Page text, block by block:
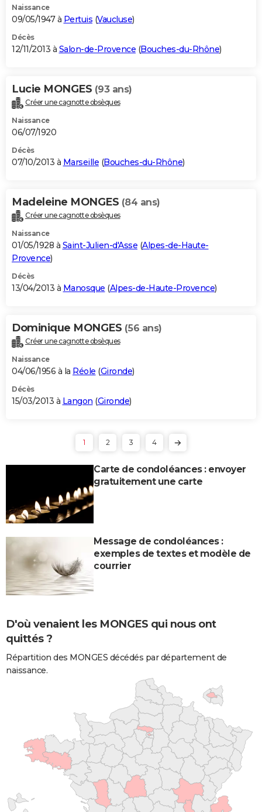
Naissance
09/05/1947 à Pertuis (Vaucluse)
Décès
12/11/2013 à Salon-de-Provence (Bouches-du-Rhône)
Lucie MONGES (93 ans)
Créer une cagnotte obsèques
Naissance
06/07/1920
Décès
07/10/2013 à Marseille (Bouches-du-Rhône)
Madeleine MONGES (84 ans)
Créer une cagnotte obsèques
Naissance
01/05/1928 à Saint-Julien-d'Asse (Alpes-de-Haute-
Provence)
Décès
13/04/2013 à Manosque (Alpes-de-Haute-Provence)
Dominique MONGES (56 ans)
Créer une cagnotte obsèques
Naissance
04/06/1956 à la Réole (Gironde)
Décès
15/03/2013 à Langon (Gironde)
1 2 3 4
Carte de condoléances : envoyer
gratuitement une carte
Message de condoléances :
exemples de textes et modèle de
courrier
D'où venaient les MONGES qui nous ont
quittés ?
Répartition des MONGES décédés par département de
naissance.